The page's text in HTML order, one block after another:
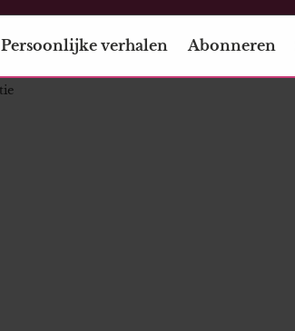
Persoonlijke verhalen Abonneren